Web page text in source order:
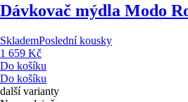
Dávkovač mýdla Modo
SklademPoslední kousky
1 659 Kč
Do košíku
Do košíku
další varianty